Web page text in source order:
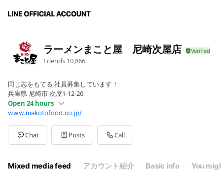
ラーメンまこと屋 尼崎次屋店
Friends 10,866
同じ志をもてる 社員募集しています！
兵庫県 尼崎市 次屋1-12-20
Open 24 hours
Sun00:00 - 00:00
AM11:00～AM1:00
www.makotofood.co.jp/
Chat Posts Call
Mixed media feed アカウント紹介 Basic info You